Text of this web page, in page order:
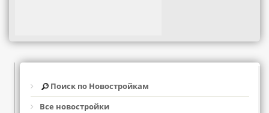
Поиск по Новостройкам
Все новостройки